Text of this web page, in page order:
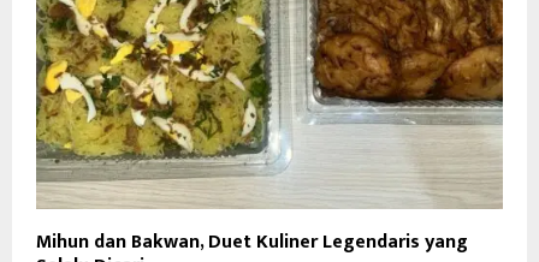
Mihun dan Bakwan, Duet Kuliner Legendaris yang